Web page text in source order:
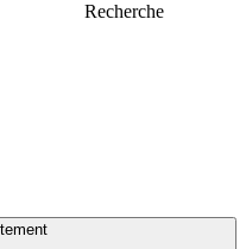
Recherche